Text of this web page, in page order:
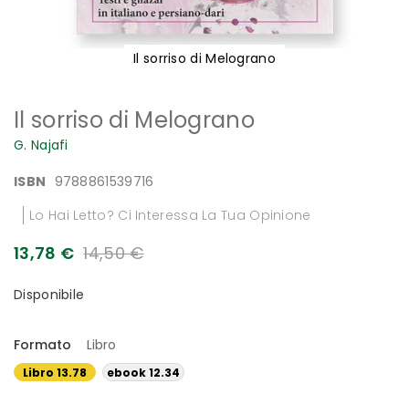
Il sorriso di Melograno
G. Najafi
ISBN 9788861539716
Lo Hai Letto? Ci Interessa La Tua Opinione
13,78 € 14,50 €
Disponibile
Formato Libro
Libro 13.78
ebook 12.34
Il sorriso di Melograno
all'inizio
della
galleria
di
immagini